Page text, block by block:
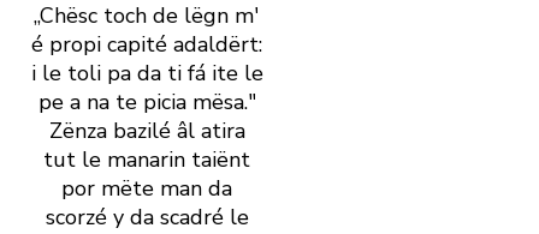
„Chësc toch de lëgn m'
é propi capité adaldërt:
i le toli pa da ti fá ite le
pe a na te picia mësa."
Zënza bazilé âl atira
tut le manarin taiënt
por mëte man da
scorzé y da scadré le